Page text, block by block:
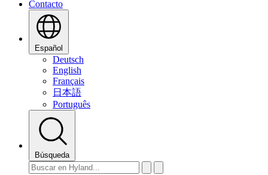
Contacto
Español
Deutsch
English
Français
日本語
Português
Búsqueda